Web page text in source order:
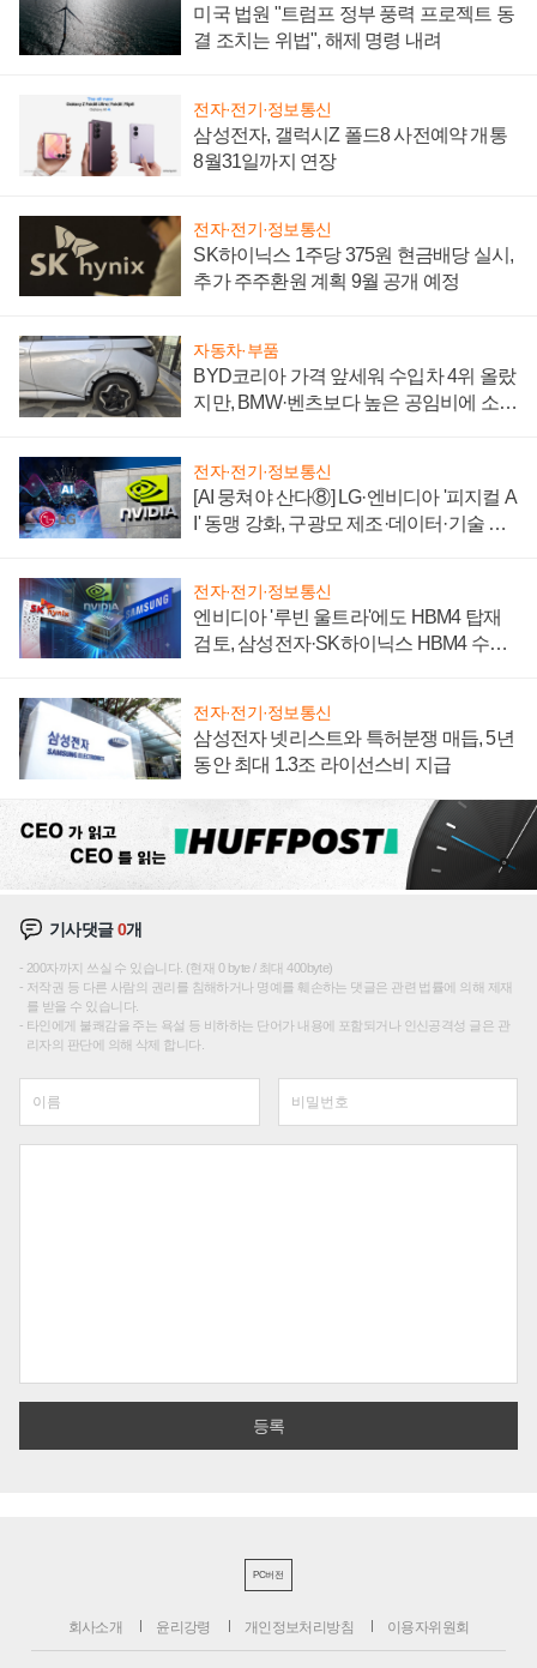
미국 법원 "트럼프 정부 풍력 프로젝트 동
결 조치는 위법", 해제 명령 내려
전자·전기·정보통신
삼성전자, 갤럭시Z 폴드8 사전예약 개통
8월31일까지 연장
전자·전기·정보통신
SK하이닉스 1주당 375원 현금배당 실시,
추가 주주환원 계획 9월 공개 예정
자동차·부품
BYD코리아 가격 앞세워 수입차 4위 올랐
지만, BMW·벤츠보다 높은 공임비에 소비
전자·전기·정보통신
[AI 뭉쳐야 산다⑧] LG·엔비디아 '피지컬 A
I' 동맹 강화, 구광모 제조·데이터·기술 결
전자·전기·정보통신
엔비디아 '루빈 울트라'에도 HBM4 탑재
검토, 삼성전자·SK하이닉스 HBM4 수율
전자·전기·정보통신
삼성전자 넷리스트와 특허분쟁 매듭, 5년
동안 최대 1.3조 라이선스비 지급
기사댓글0개
200자까지 쓰실 수 있습니다. (현재 0 byte / 최대 400byte)
저작권 등 다른 사람의 권리를 침해하거나 명예를 훼손하는 댓글은 관련 법률에 의해 제재
를 받을 수 있습니다.
타인에게 불쾌감을 주는 욕설 등 비하하는 단어가 내용에 포함되거나 인신공격성 글은 관
리자의 판단에 의해 삭제 합니다.
PC버전
회사소개 윤리강령 개인정보처리방침 이용자위원회